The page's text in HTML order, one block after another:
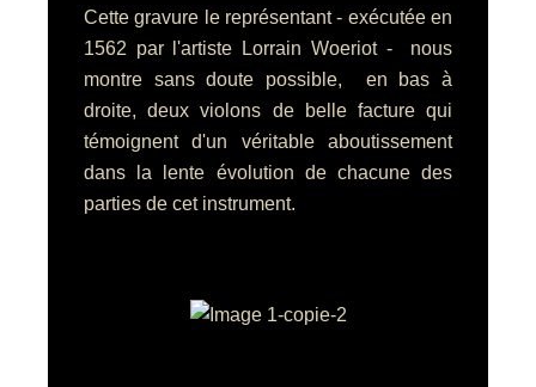
Cette gravure le représentant - exécutée en
1562 par l'artiste Lorrain Woeriot - nous
montre sans doute possible, en bas à
droite, deux violons de belle facture qui
témoignent d'un véritable aboutissement
dans la lente évolution de chacune des
parties de cet instrument.